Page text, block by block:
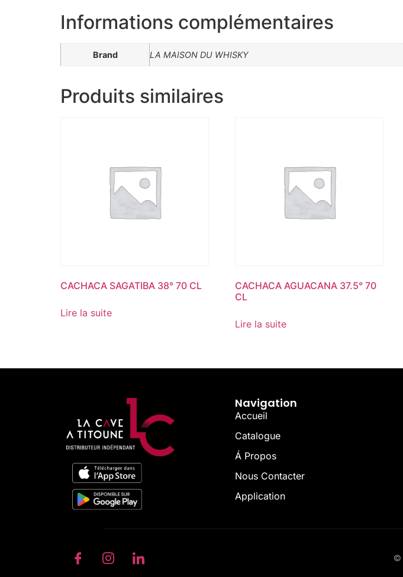
Informations complémentaires
Brand LA MAISON DU WHISKY
Produits similaires
CACHACA SAGATIBA 38° 70 CL
Lire la suite
CACHACA AGUACANA 37.5° 70
CL
Lire la suite
Navigation
Accueil
Catalogue
Á Propos
Nous Contacter
Application
©